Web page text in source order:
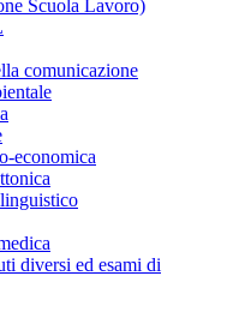
Scuola Lavoro)
comunicazione
economica
diversi ed esami di